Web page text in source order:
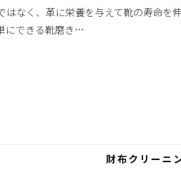
はなく、革に栄養を与えて靴の寿命を
にできる靴磨き…
財布クリーニ